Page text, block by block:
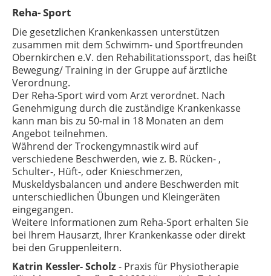
Reha- Sport
Die gesetzlichen Krankenkassen unterstützen
zusammen mit dem Schwimm- und Sportfreunden
Obernkirchen e.V. den Rehabilitationssport, das heißt
Bewegung/ Training in der Gruppe auf ärztliche
Verordnung.
Der Reha-Sport wird vom Arzt verordnet. Nach
Genehmigung durch die zuständige Krankenkasse
kann man bis zu 50-mal in 18 Monaten an dem
Angebot teilnehmen.
Während der Trockengymnastik wird auf
verschiedene Beschwerden, wie z. B. Rücken- ,
Schulter-, Hüft-, oder Knieschmerzen,
Muskeldysbalancen und andere Beschwerden mit
unterschiedlichen Übungen und Kleingeräten
eingegangen.
Weitere Informationen zum Reha-Sport erhalten Sie
bei Ihrem Hausarzt, Ihrer Krankenkasse oder direkt
bei den Gruppenleitern.
Katrin Kessler- Scholz- Praxis für Physiotherapie